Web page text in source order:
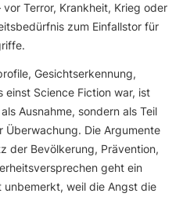
Terror, Krankheit, Krieg oder
zum Einfallstor für
Gesichtserkennung,
einst Science Fiction war, ist
Ausnahme, sondern als Teil
Die Argumente
der Bevölkerung, Prävention,
geht ein
unbemerkt, weil die Angst die